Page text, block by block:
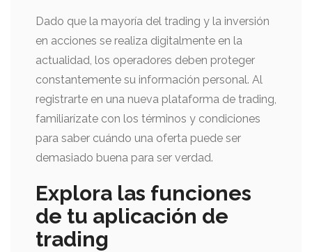
Dado que la mayoría del trading y la inversión
en acciones se realiza digitalmente en la
actualidad, los operadores deben proteger
constantemente su información personal. Al
registrarte en una nueva plataforma de trading,
familiarízate con los términos y condiciones
para saber cuándo una oferta puede ser
demasiado buena para ser verdad.
Explora las funciones
de tu aplicación de
trading